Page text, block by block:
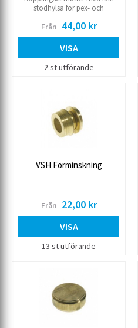
stödhylsa för pex- och
kona i en klämringskoppling
dim.15
Från 44,00 kr
VISA
2 st utförande
VSH Förminskning
Från 22,00 kr
VISA
13 st utförande